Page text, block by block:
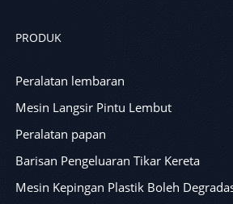
PRODUK
Peralatan lembaran
Mesin Langsir Pintu Lembut
Peralatan papan
Barisan Pengeluaran Tikar Kereta
Mesin Kepingan Plastik Boleh